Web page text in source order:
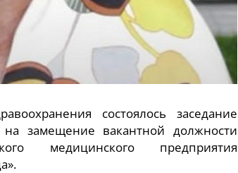
состоялось заседание
замещение вакантной должности
медицинского предприятия